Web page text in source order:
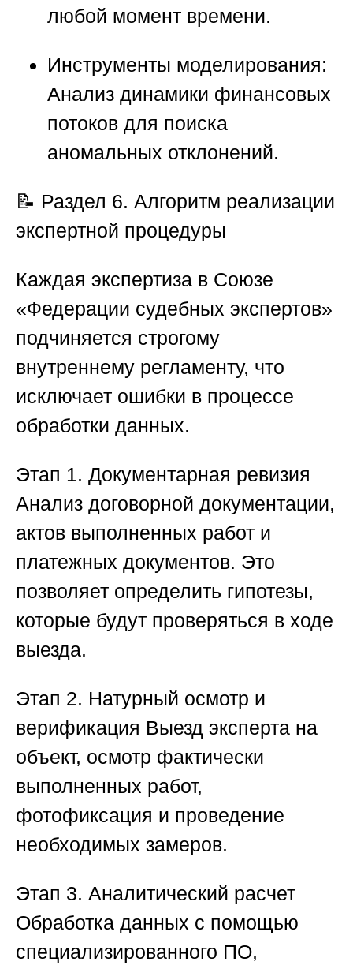
любой момент времени.
Инструменты моделирования:
Анализ динамики финансовых
потоков для поиска
аномальных отклонений.
📝 Раздел 6. Алгоритм реализации
экспертной процедуры
Каждая экспертиза в Союзе
«Федерации судебных экспертов»
подчиняется строгому
внутреннему регламенту, что
исключает ошибки в процессе
обработки данных.
Этап 1. Документарная ревизия
Анализ договорной документации,
актов выполненных работ и
платежных документов. Это
позволяет определить гипотезы,
которые будут проверяться в ходе
выезда.
Этап 2. Натурный осмотр и
верификация Выезд эксперта на
объект, осмотр фактически
выполненных работ,
фотофиксация и проведение
необходимых замеров.
Этап 3. Аналитический расчет
Обработка данных с помощью
специализированного ПО,